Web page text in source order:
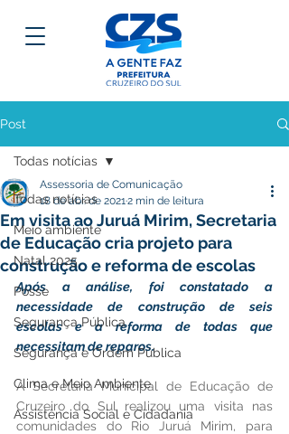
Post
Todas notícias
Meio ambiente
Natal 2025
Posse
Segurança Pública
Segurança e Ordem Pública
Clima e Meio Ambiente
Assistência Social e Cidadania
Todas notícias
Em visita ao Juruá Mirim, Secretaria
de Educação cria projeto para
construção e reforma de escolas
Assessoria de Comunicação
18 de abr. de 20212 min de leitura
Após a análise, foi constatado a
necessidade de construção de seis
escolas e a reforma de todas que
necessitam de reparos.
A Secretaria Municipal de Educação de
Cruzeiro do Sul realizou uma visita nas
comunidades do Rio Juruá Mirim, para